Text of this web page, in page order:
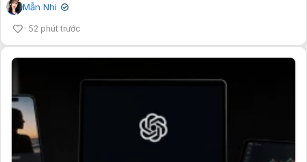
Mẫn Nhi ✔
52 phút trước